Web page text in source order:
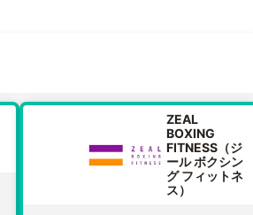
ZEAL
BOXING
FITNESS（ジ
ール ボクシン
グ フィットネ
ス）